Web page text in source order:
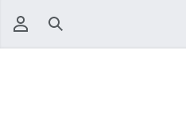
جستجو